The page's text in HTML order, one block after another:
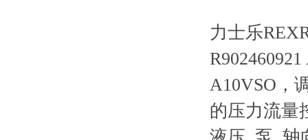
力士乐
A10VSO，
的压力流量